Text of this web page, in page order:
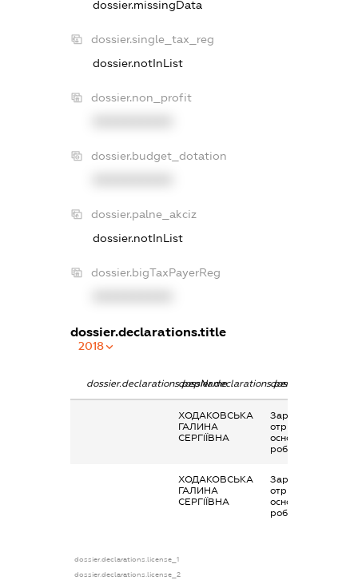
dossier.missingData
dossier.single_tax_reg
dossier.notInList
dossier.non_profit
dossier.budget_dotation
dossier.palne_akciz
dossier.notInList
dossier.bigTaxPayerReg
dossier.declarations.title
2018
dossier.declarations.pepNamedossier.declarations.personName
ХОДАКОВСЬКА
ГАЛИНА
СЕРГІЇВНА
Заробітна плата
отримана за
основним місцем
роботи
ХОДАКОВСЬКА
ГАЛИНА
СЕРГІЇВНА
Заробітна плата
отримана за
основним місцем
роботи
dossier.declarations.license_1
dossier.declarations.license_2